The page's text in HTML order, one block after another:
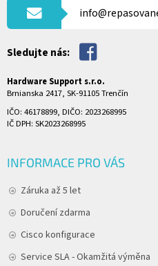
Sledujte nás:
Hardware Support s.r.o.
Brnianska 2417, SK-91105 Trenčín
IČO: 46178899, DIČO: 2023268995
IČ DPH: SK2023268995
INFORMACE PRO VÁS
Záruka až 5 let
Doručení zdarma
Cisco konfigurace
Service SLA - Okamžitá výměna